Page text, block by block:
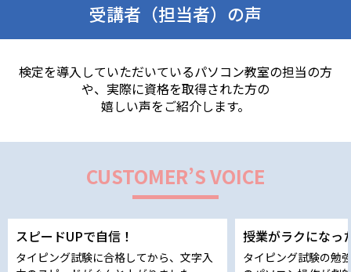
受講者（担当者）の声
検定を導入していただいているパソコン教室の担当の方
や、実際に資格を取得された方の
嬉しい声をご紹介します。
CUSTOMER’S VOICE
スピードUPで自信！
タイピング試験に合格してから、文字入
授業がラクになっ
タイピング試験の勉